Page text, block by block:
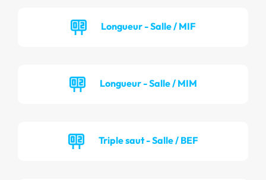
Longueur - Salle / MIF
Longueur - Salle / MIM
Triple saut - Salle / BEF